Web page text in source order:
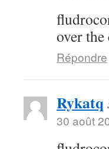
over
Répondre
Rykatq
30 août